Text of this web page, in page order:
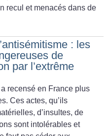
recul et menacés dans de
: les
de
par l’extrême
recensé en France plus
Ces actes, qu’ils
d’insultes, de
sont intolérables et